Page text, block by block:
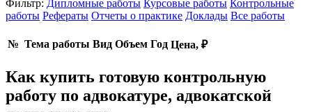
Фильтр: Дипломные работы Курсовые работы Контрольные
работы Рефераты Отчеты о практике Доклады Все работы
№ Тема работы Вид Объем Год Цена, ₽
Как купить готовую контрольную
работу по адвокатуре, адвокатской